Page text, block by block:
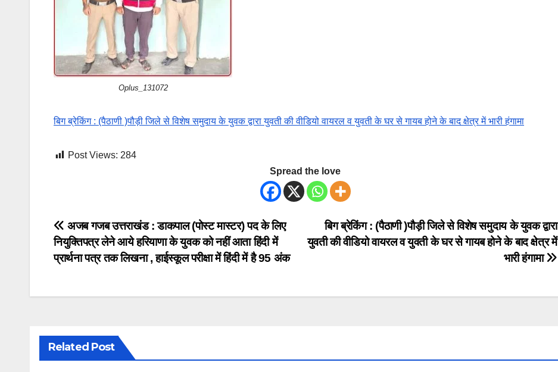
Oplus_131072
बिग ब्रेकिंग : (पैठाणी )पौड़ी जिले से विशेष समुदाय के युवक द्वारा युवती की वीडियो वायरल व युवती के घर से गायब होने के बाद क्षेत्र में भारी हंगामा
Post Views: 284
Spread the love
Post
navigation
बिग ब्रेकिंग : (पैठाणी )पौड़ी जिले से विशेष समुदाय के युवक द्वारा
युवती की वीडियो वायरल व युवती के घर से गायब होने के बाद क्षेत्र में
भारी हंगामा
अजब गजब उत्तराखंड : डाकपाल (पोस्ट मास्टर) पद के लिए
नियुक्तिपत्र लेने आये हरियाणा के युवक को नहीं आता हिंदी में
प्रार्थना पत्र तक लिखना , हाईस्कूल परीक्षा में हिंदी में है 95 अंक
Related Post